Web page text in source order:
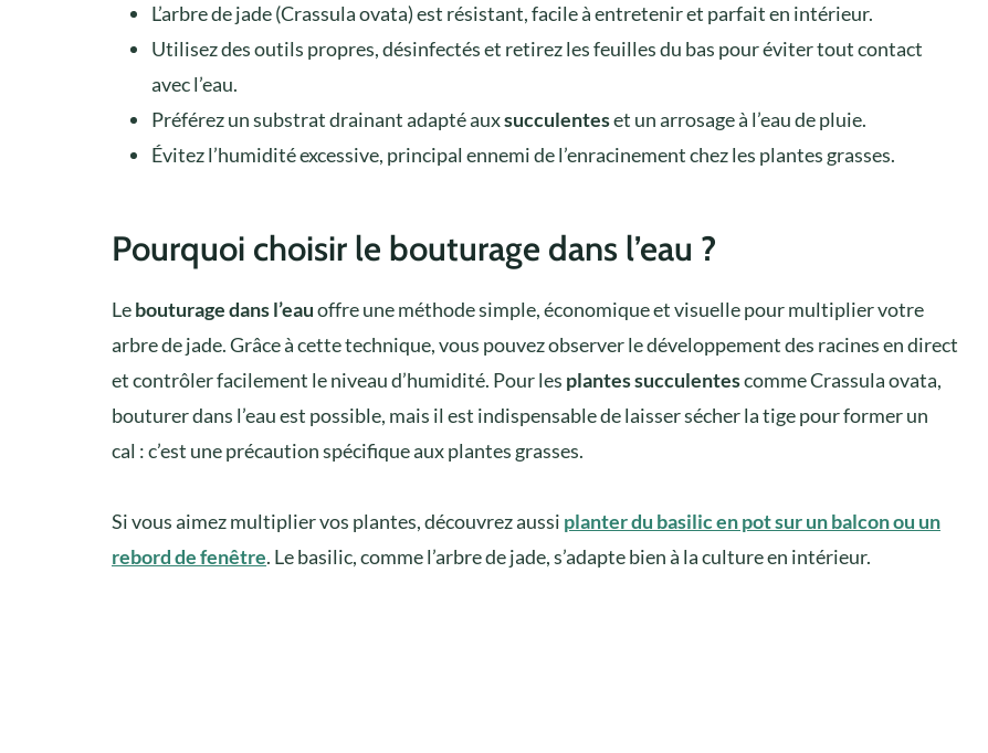
L’arbre de jade (Crassula ovata) est résistant, facile à entretenir et parfait en intérieur.
Utilisez des outils propres, désinfectés et retirez les feuilles du bas pour éviter tout contact
avec l’eau.
Préférez un substrat drainant adapté auxsucculenteset un arrosage à l’eau de pluie.
Évitez l’humidité excessive, principal ennemi de l’enracinement chez les plantes grasses.
Pourquoi choisir le bouturage dans l’eau ?
Lebouturage dans l’eauoffre une méthode simple, économique et visuelle pour multiplier votre
arbre de jade. Grâce à cette technique, vous pouvez observer le développement des racines en direct
et contrôler facilement le niveau d’humidité. Pour les plantes succulentescomme Crassula ovata,
bouturer dans l’eau est possible, mais il est indispensable de laisser sécher la tige pour former un
cal : c’est une précaution spécifique aux plantes grasses.
Si vous aimez multiplier vos plantes, découvrez aussi planter du basilic en pot sur un balcon ou un
rebord de fenêtre. Le basilic, comme l’arbre de jade, s’adapte bien à la culture en intérieur.